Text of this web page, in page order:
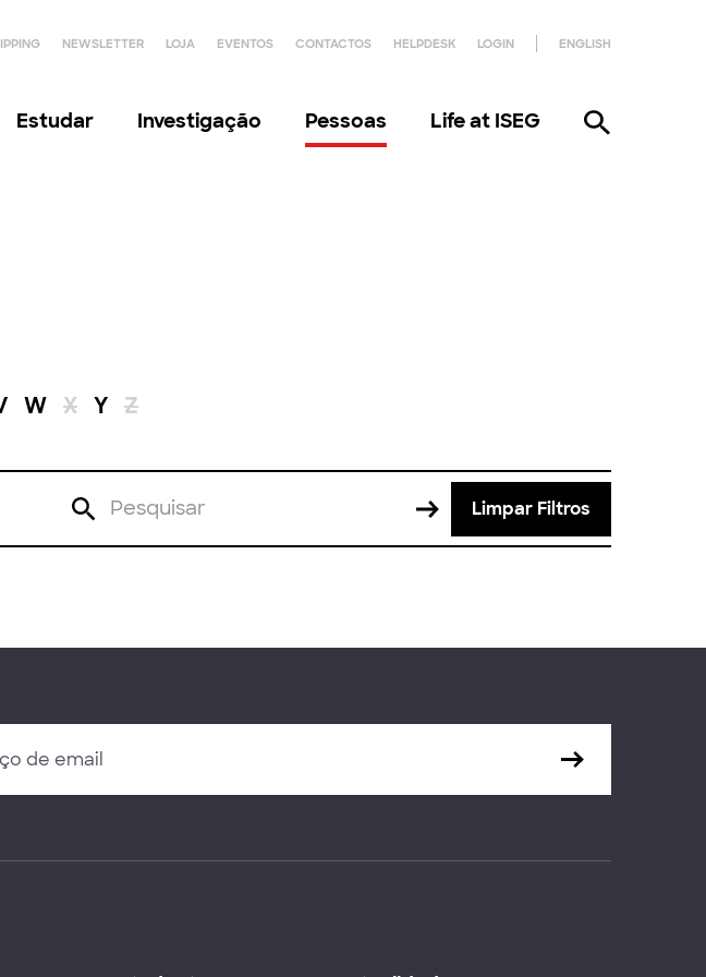
NEWSLETTER LOJA EVENTOS CONTACTOS HELPDESK LOGIN ENGLISH
Estudar Investigação Pessoas Life at ISEG
W X Y Z
Limpar Filtros